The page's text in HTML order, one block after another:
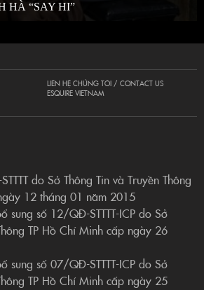
HÀ “SAY HI”
LIÊN HỆ CHÚNG TÔI / CONTACT US
ESQUIRE VIETNAM
do Sở Thông Tin và Truyền Thông
12 tháng 01 năm 2015
sung số 12/QĐ-STTTT-ICP do Sở
TP Hồ Chí Minh cấp ngày 26
sung số 07/QĐ-STTTT-ICP do Sở
TP Hồ Chí Minh cấp ngày 25